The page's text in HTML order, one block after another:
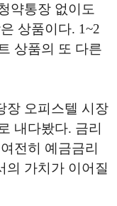
약통장 없이도
상품이다. 1~2
상품의 또 다른
장 오피스텔 시장
내다봤다. 금리
전히 예금금리
의 가치가 이어질